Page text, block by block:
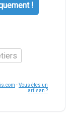
!
-Vous êtes un
artisan ?